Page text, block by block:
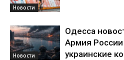
Новости
Новости
Одесса
Армия
украинские